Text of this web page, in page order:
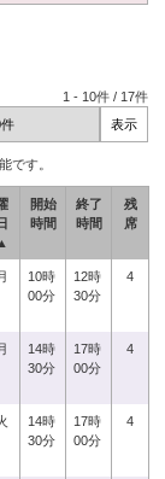
1 - 10件 / 17件
です。
▲
開始
時間
終了
時間
残
席
10時
00分
12時
30分
4
14時
30分
17時
00分
4
14時
30分
17時
00分
4